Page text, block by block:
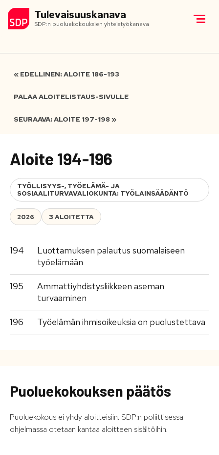
Tulevaisuuskanava
SDP:n puoluekokouksien yhteistyökanava
« EDELLINEN: ALOITE 186-193
PALAA ALOITELISTAUS-SIVULLE
SEURAAVA: ALOITE 197-198 »
Aloite 194-196
TYÖLLISYYS-, TYÖELÄMÄ- JA
SOSIAALITURVAVALIOKUNTA: TYÖLAINSÄÄDÄNTÖ
2026 3 ALOITETTA
194
Luottamuksen palautus suomalaiseen
työelämään
195
Ammattiyhdistysliikkeen aseman
turvaaminen
196 Työelämän ihmisoikeuksia on puolustettava
Puoluekokouksen päätös
Puoluekokous ei yhdy aloitteisiin. SDP:n poliittisessa
ohjelmassa otetaan kantaa aloitteen sisältöihin.